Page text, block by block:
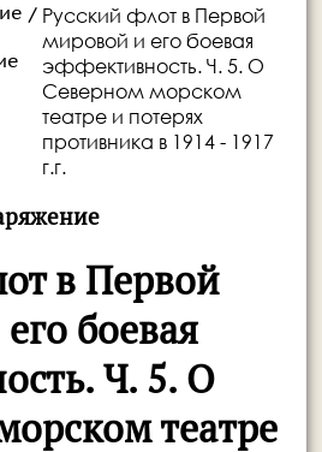
/ Русский флот в Первой
мировой и его боевая
эффективность. Ч. 5. О
Северном морском
театре и потерях
противника в 1914 - 1917
г.г.
в Первой
боевая
Ч. 5. О
театре